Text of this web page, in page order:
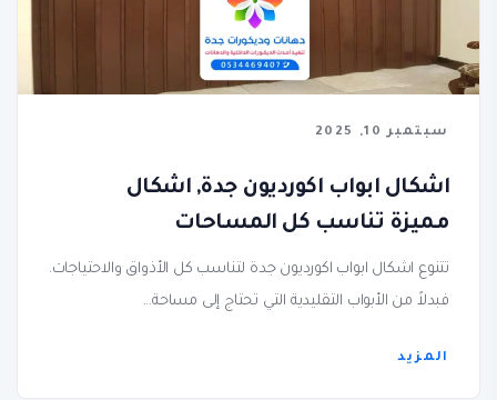
سبتمبر 10, 2025
اشكال ابواب اكورديون جدة, اشكال
مميزة تناسب كل المساحات
تتنوع اشكال ابواب اكورديون جدة لتناسب كل الأذواق والاحتياجات.
فبدلاً من الأبواب التقليدية التي تحتاج إلى مساحة...
المزيد